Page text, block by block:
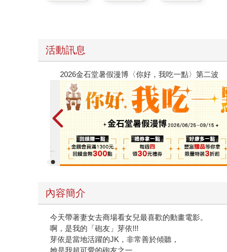
活動訊息
春光ｘ奇幻基地｜全書系展
內容簡介
今天帶著妻女去商場看女兒最喜歡的動畫電影。
啊，是我的「砲友」芽依!!!
芽依是當地活躍的JK，非常善於傾聽，
她是我超可愛的砲友之一。